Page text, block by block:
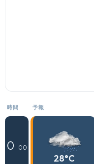
時間 予報
0 : 00
28°C